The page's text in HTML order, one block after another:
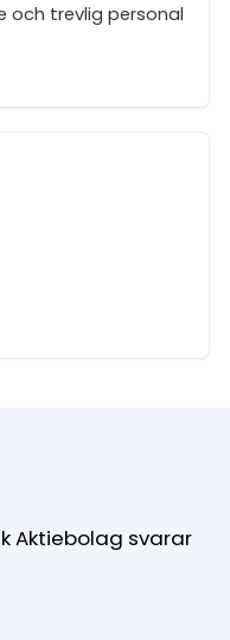
och trevlig personal
Aktiebolag svarar